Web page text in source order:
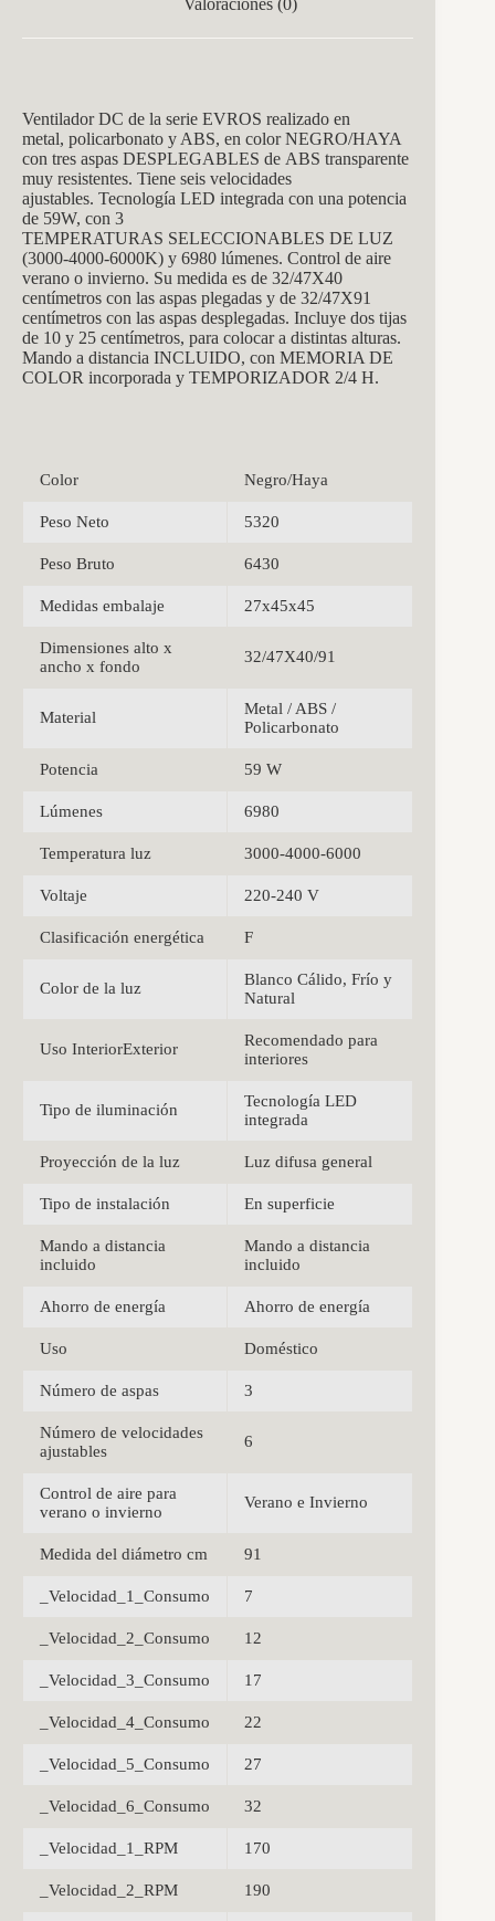
Ventilador DC de la serie EVROS realizado en
metal, policarbonato y ABS, en color NEGRO/HAYA
con tres aspas DESPLEGABLES de ABS transparente
muy resistentes. Tiene seis velocidades
ajustables. Tecnología LED integrada con una potencia
de 59W, con 3
TEMPERATURAS SELECCIONABLES DE LUZ
(3000-4000-6000K) y 6980 lúmenes. Control de aire
verano o invierno. Su medida es de 32/47X40
centímetros con las aspas plegadas y de 32/47X91
centímetros con las aspas desplegadas. Incluye dos tijas
de 10 y 25 centímetros, para colocar a distintas alturas.
Mando a distancia INCLUIDO, con MEMORIA DE
COLOR incorporada y TEMPORIZADOR 2/4 H.
Color Negro/Haya
Peso Neto 5320
Peso Bruto 6430
Medidas embalaje 27x45x45
Dimensiones alto x
ancho x fondo
32/47X40/91
Material
Metal / ABS /
Policarbonato
Potencia 59 W
Lúmenes 6980
Temperatura luz 3000-4000-6000
Voltaje 220-240 V
Clasificación energética F
Color de la luz
Blanco Cálido, Frío y
Natural
Uso InteriorExterior
Recomendado para
interiores
Tipo de iluminación
Tecnología LED
integrada
Proyección de la luz Luz difusa general
Tipo de instalación En superficie
Mando a distancia
incluido
Mando a distancia
incluido
Ahorro de energía Ahorro de energía
Uso Doméstico
Número de aspas 3
Número de velocidades
ajustables
6
Control de aire para
verano o invierno
Verano e Invierno
Medida del diámetro cm 91
_Velocidad_1_Consumo 7
_Velocidad_2_Consumo 12
_Velocidad_3_Consumo 17
_Velocidad_4_Consumo 22
_Velocidad_5_Consumo 27
_Velocidad_6_Consumo 32
_Velocidad_1_RPM 170
_Velocidad_2_RPM 190